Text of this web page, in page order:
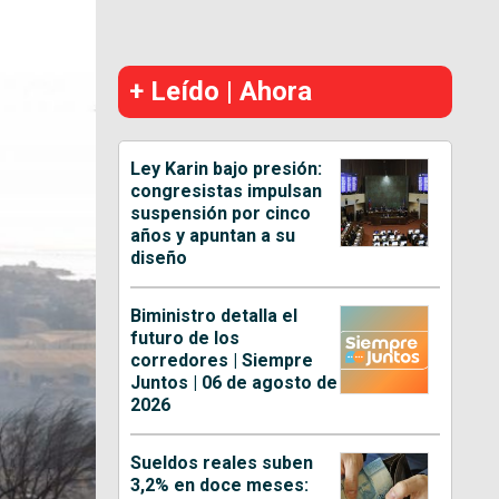
+ Leído | Ahora
Ley Karin bajo presión:
congresistas impulsan
suspensión por cinco
años y apuntan a su
diseño
Biministro detalla el
futuro de los
corredores | Siempre
Juntos | 06 de agosto de
2026
Sueldos reales suben
3,2% en doce meses: